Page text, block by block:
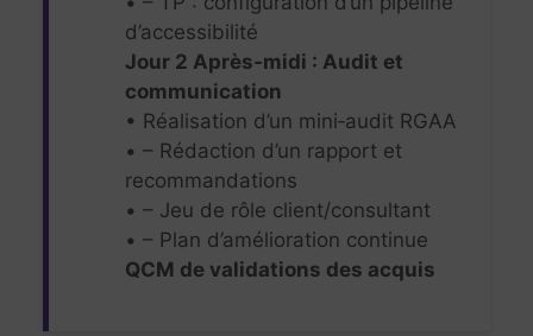
d’accessibilité
Jour 2 Après-midi : Audit et
communication
• Réalisation d’un mini‑audit RGAA
• – Rédaction d’un rapport et
recommandations
• – Jeu de rôle client/consultant
• – Plan d’amélioration continue
QCM de validations des acquis